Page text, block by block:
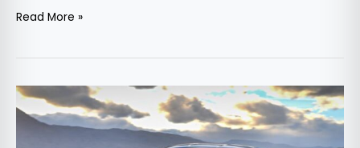
Read More »
Oficial:
BMW